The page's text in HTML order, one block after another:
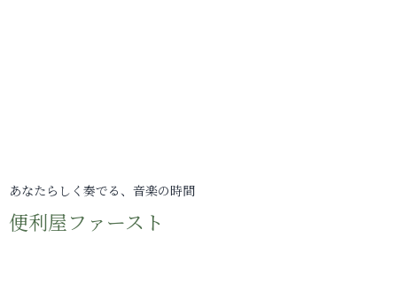
あなたらしく奏でる、音楽の時間
便利屋ファースト